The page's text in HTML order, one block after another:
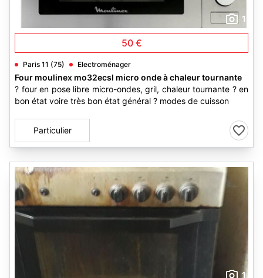
1
50 €
Paris 11 (75) Electroménager
Four moulinex mo32ecsl micro onde à chaleur tournante
? four en pose libre micro-ondes, gril, chaleur tournante ? en
bon état voire très bon état général ? modes de cuisson
Particulier
1